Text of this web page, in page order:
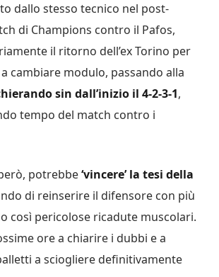
dallo stesso tecnico nel post-
di Champions contro il Pafos,
il ritorno dell’ex Torino per
cambiare modulo, passando alla
sin dall’inizio il 4-2-3-1,
tempo del match contro i
potrebbe‘vincere’ la tesi della
di reinserire il difensore con più
così pericolose ricadute muscolari.
ore a chiarire i dubbi e a
a sciogliere definitivamente